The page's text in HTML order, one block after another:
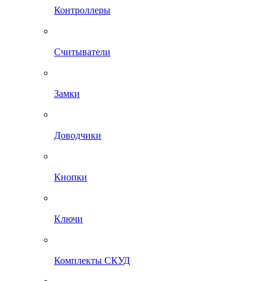
Контроллеры
Считыватели
Замки
Доводчики
Кнопки
Ключи
Комплекты СКУД